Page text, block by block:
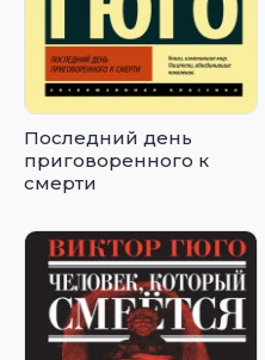
Последний день
приговоренного к
смерти